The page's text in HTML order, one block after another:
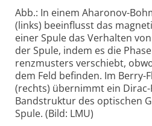
Abb.: In einem Aharonov-
(links) beeinflusst das
einer Spule das Verhalten
der Spule, indem es die
renzmusters verschiebt,
dem Feld befinden. Im
(rechts) übernimmt ein
Bandstruktur des optischen
Spule. (Bild: LMU)